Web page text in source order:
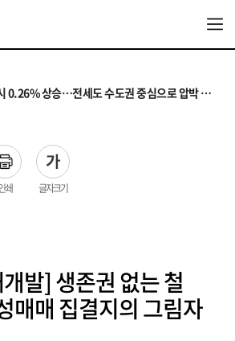
0.26% 상승…전세도 수도권 중심으로 압박 커져
등에 안전 지원 위축까지… 노란봉투법 불확실성 해법은
현, '처벌과 낙인'에서 '교양과 상식'으로
쇄 글자크기
발] 생존권 없는 철
매 집결지의 그림자